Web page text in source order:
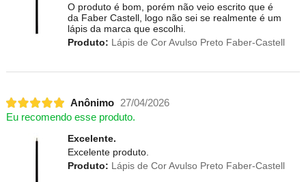
O produto é bom, porém não veio escrito que é
da Faber Castell, logo não sei se realmente é um
lápis da marca que escolhi.
Produto: Lápis de Cor Avulso Preto Faber-Castell
Anônimo
27/04/2026
Eu recomendo esse produto.
Excelente.
Excelente produto.
Produto: Lápis de Cor Avulso Preto Faber-Castell